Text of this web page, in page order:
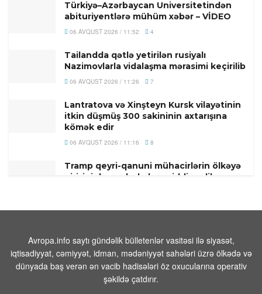
Türkiyə–Azərbaycan Universitetindən
abituriyentlərə mühüm xəbər – VİDEO
06 AVQUST 2026 / 11:52 4
Tailandda qətlə yetirilən rusiyalı
Nazimovlarla vidalaşma mərasimi keçirilib
06 AVQUST 2026 / 11:26 7
Lantratova və Xinşteyn Kursk vilayətinin
itkin düşmüş 300 sakininin axtarışına
kömək edir
06 AVQUST 2026 / 11:16 8
Tramp qeyri-qanuni mühacirlərin ölkəyə
girişini dayandırdıqlarını iddia edib
06 AVQUST 2026 / 11:02 1
Məhəmməd Əsədullazadə:“Bu prosesdə
en maraqlı məqam rəsmi Ankaranın
Trampın bəyanatlarına heç bir reaksiya
Avropa.info saytı gündəlik bülletenlər vasitəsi ilə siyasət,
iqtisadiyyat, cəmiyyət, idman, mədəniyyət sahələri üzrə ölkədə və
dünyada baş verən ən vacib hadisələri öz oxucularına operativ
şəkildə çatdırır.